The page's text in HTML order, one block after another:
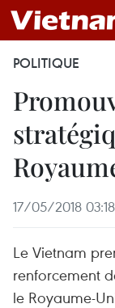
POLITIQUE
17/05/2018 03:18
Le Vietnam
renforcement
le Royaume-